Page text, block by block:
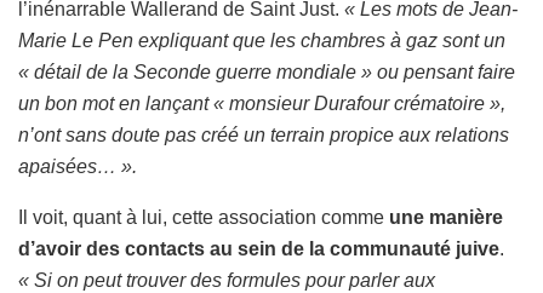
l’inénarrable Wallerand de Saint Just. « Les mots de Jean-
Marie Le Pen expliquant que les chambres à gaz sont un
« détail de la Seconde guerre mondiale » ou pensant faire
un bon mot en lançant « monsieur Durafour crématoire »,
n’ont sans doute pas créé un terrain propice aux relations
apaisées… ».
Il voit, quant à lui, cette association comme une manière
d’avoir des contacts au sein de la communauté juive.
« Si on peut trouver des formules pour parler aux